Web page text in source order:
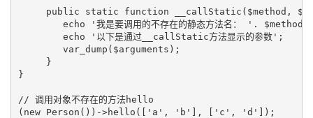
public static function __callStatic($method,
        echo '我是要调用的不存在的静态方法名： '. $method;
        echo '以下是通过__callStatic方法显示的参数';
        var_dump($arguments);
     }
}
// 调用对象不存在的方法hello
(new Person())->hello(['a', 'b'], ['c', 'd']);